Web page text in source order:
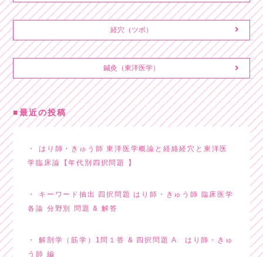
経穴（ツボ）
鍼灸（東洋医学）
最近の投稿
はり師・きゅう師 東洋医学概論と経絡経穴と東洋医
学臨床論【年代別四択問題 】
キーワード抽出 四択問題 はり師・きゅう師 臨床医学
各論 分野別 問題 & 解答
解剖学（筋学）1問１答 & 四択問題 A はり師・きゅ
う師 編